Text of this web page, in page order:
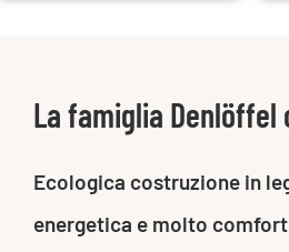
La famiglia Denlöffel
Ecologica costruzione in
energetica e molto